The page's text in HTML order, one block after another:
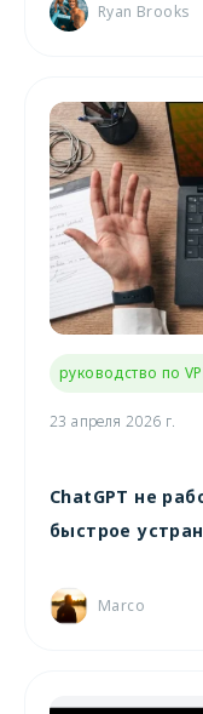
Ryan Brooks
руководство по
23 апреля 2026 г.
ChatGPT не
быстрое
Marco